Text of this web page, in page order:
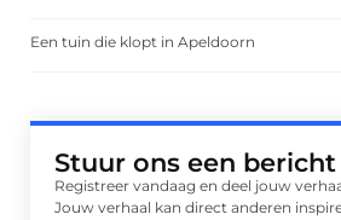
Een tuin die klopt in Apeldoorn
Stuur ons een bericht
Registreer vandaag en deel jouw
Jouw verhaal kan direct anderen